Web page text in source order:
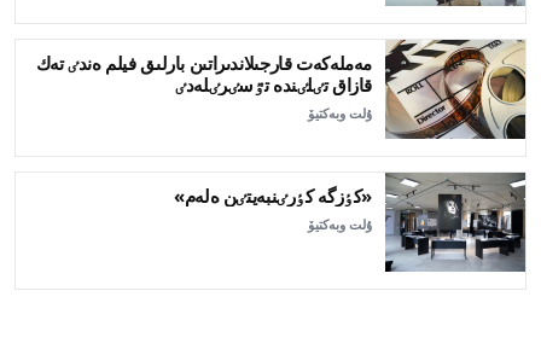
مەملەكەت قارجىلاندىراتىن بارلىق فيلم ەندٸ تەك
قازاق تٸلٸندە تٷسٸرٸلەدٸ
ۇلت وبەكتيۆ
«كٶزگە كٶرٸنبەيتٸن ەلەم»
ۇلت وبەكتيۆ